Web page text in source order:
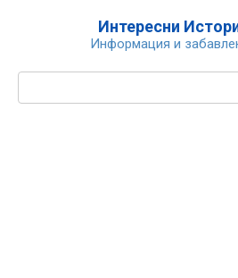
Интересни
Информация и
Search: